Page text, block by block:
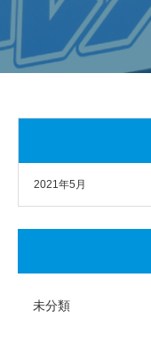
2021年5月
未分類